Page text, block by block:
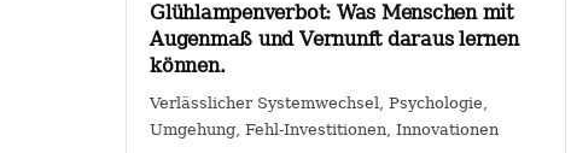
Glühlampenverbot: Was Menschen mit
Augenmaß und Vernunft daraus lernen
können.
Verlässlicher Systemwechsel, Psychologie,
Umgehung, Fehl-Investitionen, Innovationen